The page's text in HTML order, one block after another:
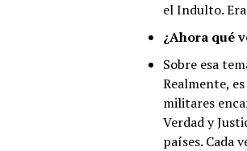
el Indulto.
¿Ahora qué
Sobre esa
Realmente,
militares
Verdad y
países. Cada